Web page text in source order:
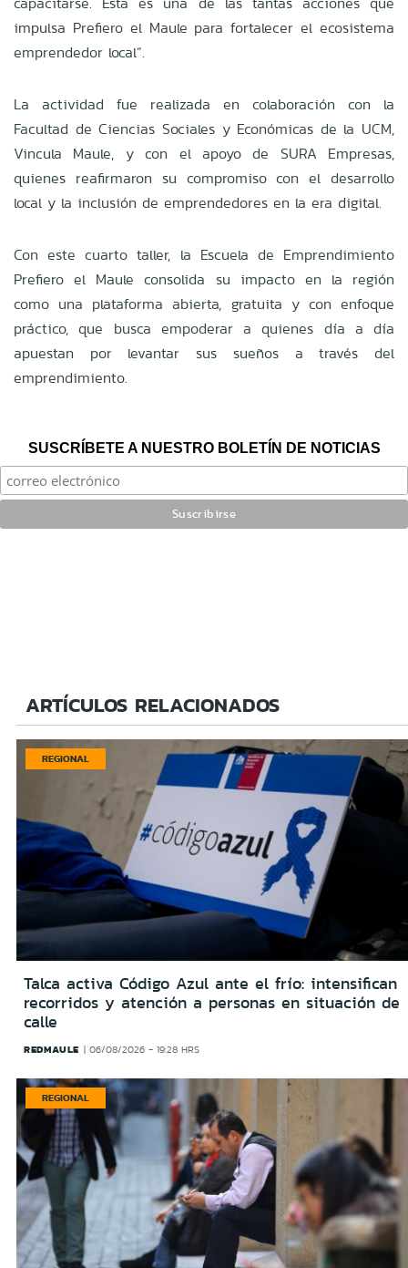
impulsa Prefiero el Maule para fortalecer el ecosistema
emprendedor local”.
La actividad fue realizada en colaboración con la
Facultad de Ciencias Sociales y Económicas de la UCM,
Vincula Maule, y con el apoyo de SURA Empresas,
quienes reafirmaron su compromiso con el desarrollo
local y la inclusión de emprendedores en la era digital.
Con este cuarto taller, la Escuela de Emprendimiento
Prefiero el Maule consolida su impacto en la región
como una plataforma abierta, gratuita y con enfoque
práctico, que busca empoderar a quienes día a día
apuestan por levantar sus sueños a través del
emprendimiento.
SUSCRÍBETE A NUESTRO BOLETÍN DE NOTICIAS
ARTÍCULOS RELACIONADOS
REGIONAL
Talca activa Código Azul ante el frío: intensifican
recorridos y atención a personas en situación de
calle
REDMAULE 06/08/2026 - 19:28 HRS
REGIONAL